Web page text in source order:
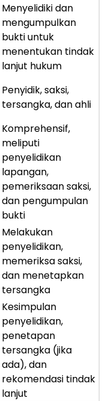
Menyelidiki dan
mengumpulkan
bukti untuk
menentukan tindak
lanjut hukum
Penyidik, saksi,
tersangka, dan ahli
Komprehensif,
meliputi
penyelidikan
lapangan,
pemeriksaan saksi,
dan pengumpulan
bukti
Melakukan
penyelidikan,
memeriksa saksi,
dan menetapkan
tersangka
Kesimpulan
penyelidikan,
penetapan
tersangka (jika
ada), dan
rekomendasi tindak
lanjut